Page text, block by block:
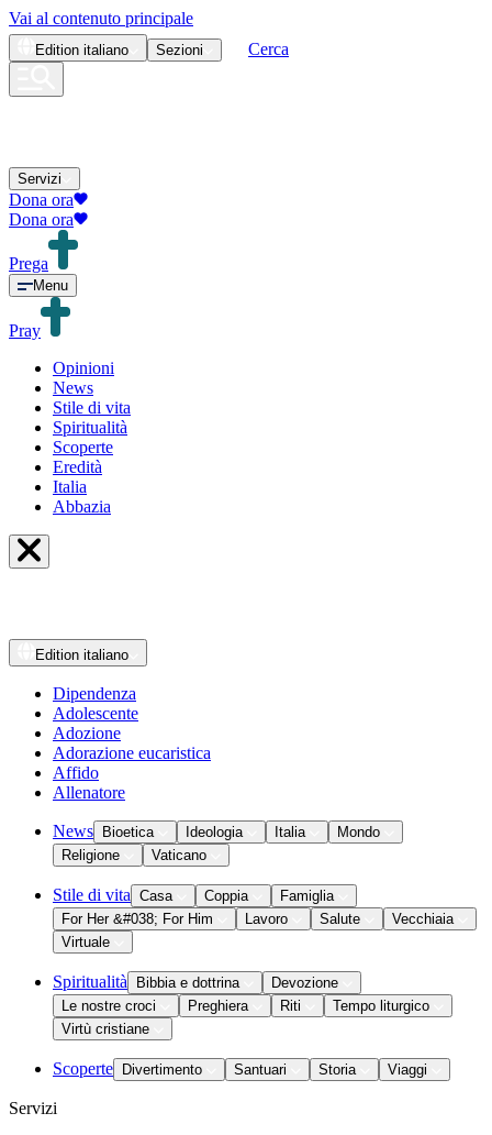
Vai al contenuto principale
Edition italiano Sezioni Cerca
Servizi
Dona ora
Dona ora
Prega
Menu
Pray
Opinioni
News
Stile di vita
Spiritualità
Scoperte
Eredità
Italia
Abbazia
Edition italiano
Dipendenza
Adolescente
Adozione
Adorazione eucaristica
Affido
Allenatore
News Bioetica Ideologia Italia
Mondo
Religione
Vaticano
Stile di vita Casa Coppia
Famiglia
For Her &#038; For Him
Lavoro Salute
Vecchiaia
Virtuale
Spiritualità Bibbia e dottrina
Devozione
Le nostre croci
Preghiera Riti
Tempo liturgico
Virtù cristiane
Scoperte Divertimento Santuari Storia Viaggi
Servizi